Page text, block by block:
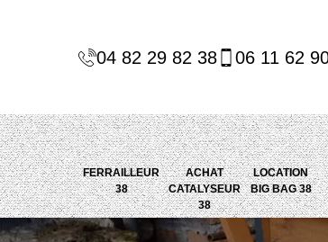
04 82 29 82 38 06 11 62
FERRAILLEUR
38
ACHAT
CATALYSEUR
38
LOCATION
BIG BAG 38